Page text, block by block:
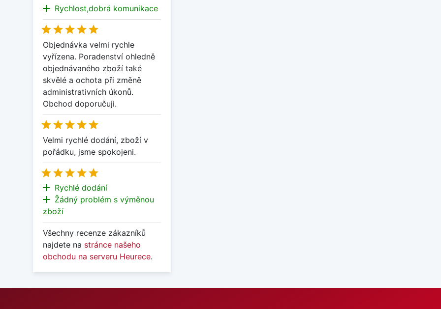
add Rychlost,dobrá komunikace

Objednávka velmi rychle
vyřízena. Poradenství ohledně
objednávaného zboží také
skvělé a ochota při změně
administrativních úkonů.
Obchod doporučuji.

Velmi rychlé dodání, zboží v
pořádku, jsme spokojeni.

add Rychlé dodání
add Žádný problém s výměnou
zboží
Všechny recenze zákazníků
najdete na stránce našeho
obchodu na serveru Heurece.